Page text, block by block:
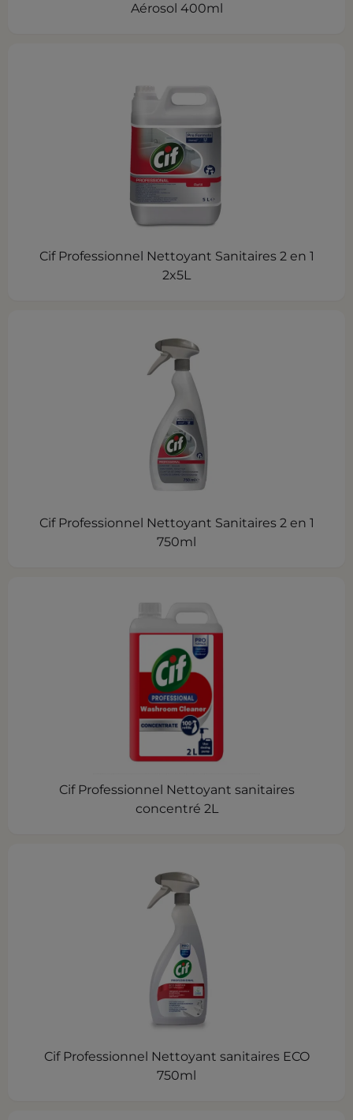
Aérosol 400ml
Cif Professionnel Nettoyant Sanitaires 2 en 1
2x5L
Cif Professionnel Nettoyant Sanitaires 2 en 1
750ml
Cif Professionnel Nettoyant sanitaires
concentré 2L
Cif Professionnel Nettoyant sanitaires ECO
750ml